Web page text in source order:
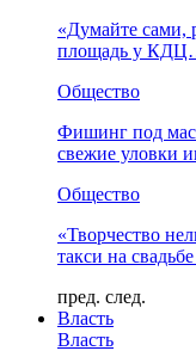
«Думайте сами,
площадь у
Общество
Фишинг под
свежие уловки
Общество
«Творчество
такси на
пред. след.
Власть
Власть